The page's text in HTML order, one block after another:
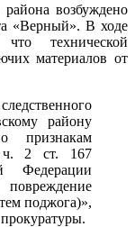
возбуждено
«Верный». В ходе
технической
материалов от
району
признакам
ч. 2 ст. 167
Федерации
поджога)»,